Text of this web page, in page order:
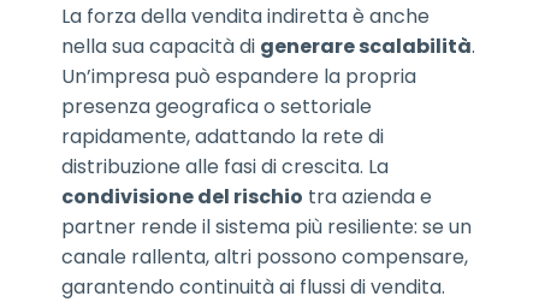
La forza della vendita indiretta è anche
nella sua capacità di generare scalabilità.
Un’impresa può espandere la propria
presenza geografica o settoriale
rapidamente, adattando la rete di
distribuzione alle fasi di crescita. La
condivisione del rischio tra azienda e
partner rende il sistema più resiliente: se un
canale rallenta, altri possono compensare,
garantendo continuità ai flussi di vendita.